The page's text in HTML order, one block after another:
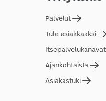
Palvelut
Tule asiakkaaksi
Itsepalvelukanavat
Ajankohtaista
Asiakastuki